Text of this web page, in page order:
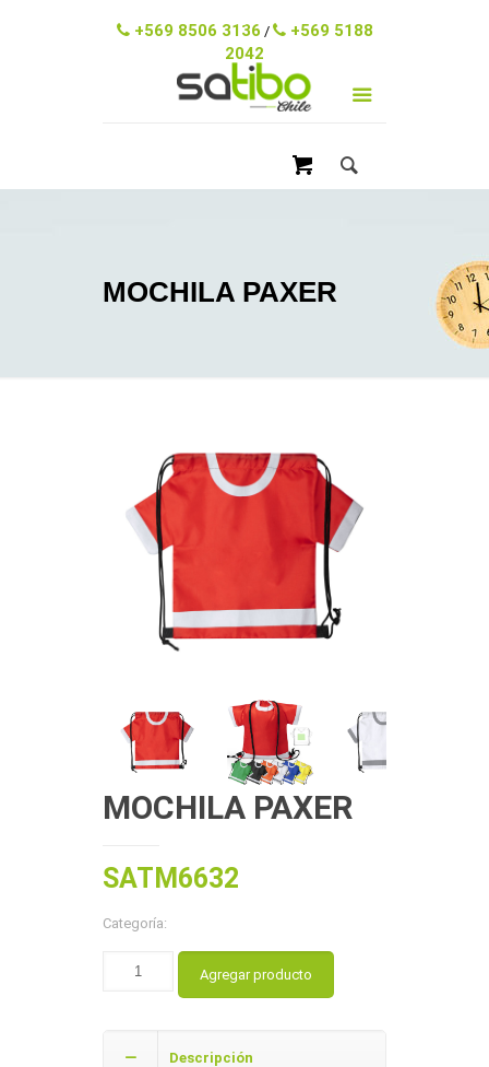
+569 8506 3136 /
+569 5188
2042
MOCHILA PAXER
MOCHILA PAXER
SATM6632
Categoría:
Agregar producto
Descripción